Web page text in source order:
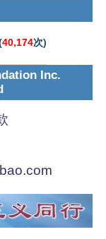
40,174次)
Inc.